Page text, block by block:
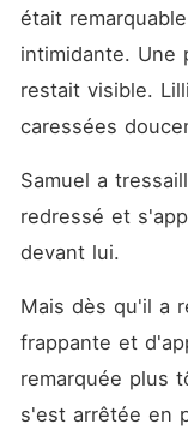
était
intimidante. Une
restait visible.
caressées
Samuel a
redressé et
devant lui.
Mais dès qu'il a
frappante et
remarquée plus
s'est arrêtée en